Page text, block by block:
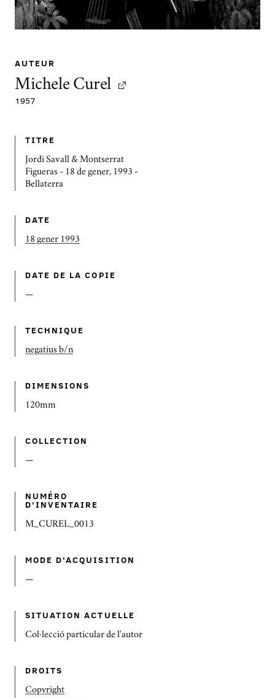
AUTEUR
Michele Curel
1957
TITRE
Jordi Savall & Montserrat
Figueras - 18 de gener, 1993 -
Bellaterra
DATE
18 gener 1993
DATE DE LA COPIE
—
TECHNIQUE
negatius b/n
DIMENSIONS
120mm
COLLECTION
—
NUMÉRO
D'INVENTAIRE
M_CUREL_0013
MODE D'ACQUISITION
—
SITUATION ACTUELLE
Col·lecció particular de l'autor
DROITS
Copyright